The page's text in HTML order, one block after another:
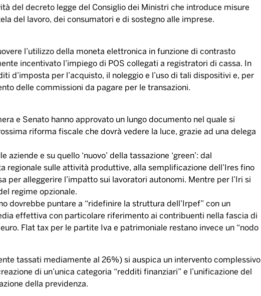
del decreto legge del Consiglio dei Ministri che introduce misure
del lavoro, dei consumatori e di sostegno alle imprese.
l’utilizzo della moneta elettronica in funzione di contrasto
incentivato l’impiego di POS collegati a registratori di cassa. In
d’imposta per l’acquisto, il noleggio e l’uso di tali dispositivi e, per
delle commissioni da pagare per le transazioni.
e Senato hanno approvato un lungo documento nel quale si
riforma fiscale che dovrà vedere la luce, grazie ad una delega
e su quello ‘nuovo’ della tassazione ‘green’: dal
regionale sulle attività produttive, alla semplificazione dell’Ires fino
per alleggerire l’impatto sui lavoratori autonomi. Mentre per l’Iri si
regime opzionale.
dovrebbe puntare a “ridefinire la struttura dell’Irpef” con un
effettiva con particolare riferimento ai contribuenti nella fascia di
Flat tax per le partite Iva e patrimoniale restano invece un “nodo
tassati mediamente al 26%) si auspica un intervento complessivo
di un’unica categoria “redditi finanziari” e l’unificazione del
della previdenza.